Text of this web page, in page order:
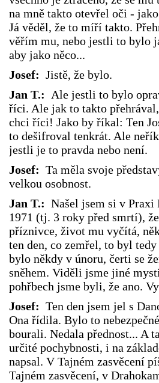
na mně takto otevřel oči -
Já věděl, že to míří takto.
věřím mu, nebo jestli to bylo
aby jako něco...
Josef: Jistě, že bylo.
Jan T.: Ale jestli to bylo
říci. Ale jak to takto
chci říci! Jako by říkal: Ten
to dešifroval tenkrát. Ale
jestli je to pravda nebo není.
Josef: Ta měla svoje
velkou osobnost.
Jan T.: Našel jsem si v Praxi
1971 (tj. 3 roky před smrtí),
příznivce, život mu vyčítá,
ten den, co zemřel, to byl
bylo někdy v únoru, čerti se
sněhem. Viděli jsme jiné
pohřbech jsme byli, že ano.
Josef: Ten den jsem jel s
Ona řídila. Bylo to
bourali. Nedala přednost... A
určité pochybnosti, i na
napsal. V Tajném zasvěcení
Tajném zasvěcení, v